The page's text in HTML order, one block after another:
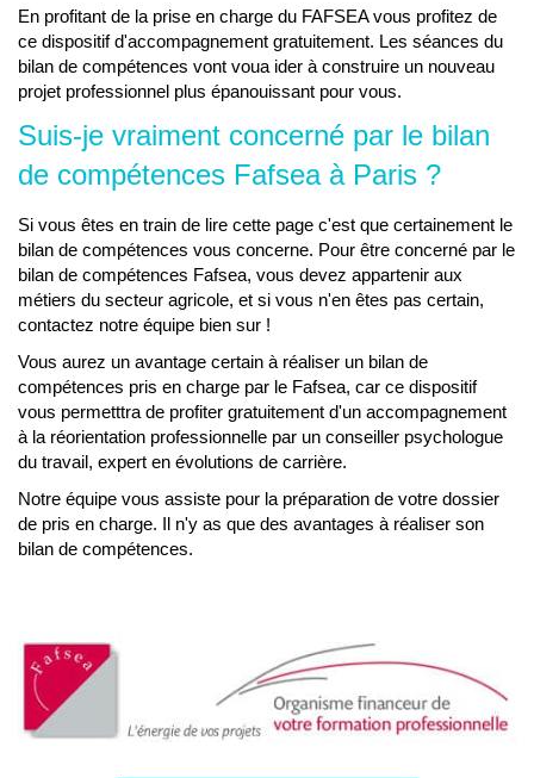
En profitant de la prise en charge du FAFSEA vous profitez de
ce dispositif d'accompagnement gratuitement. Les séances du
bilan de compétences vont voua ider à construire un nouveau
projet professionnel plus épanouissant pour vous.
Suis-je vraiment concerné par le bilan
de compétences Fafsea à Paris ?
Si vous êtes en train de lire cette page c'est que certainement le
bilan de compétences vous concerne. Pour être concerné par le
bilan de compétences Fafsea, vous devez appartenir aux
métiers du secteur agricole, et si vous n'en êtes pas certain,
contactez notre équipe bien sur !
Vous aurez un avantage certain à réaliser un bilan de
compétences pris en charge par le Fafsea, car ce dispositif
vous permetttra de profiter gratuitement d'un accompagnement
à la réorientation professionnelle par un conseiller psychologue
du travail, expert en évolutions de carrière.
Notre équipe vous assiste pour la préparation de votre dossier
de pris en charge. Il n'y as que des avantages à réaliser son
bilan de compétences.